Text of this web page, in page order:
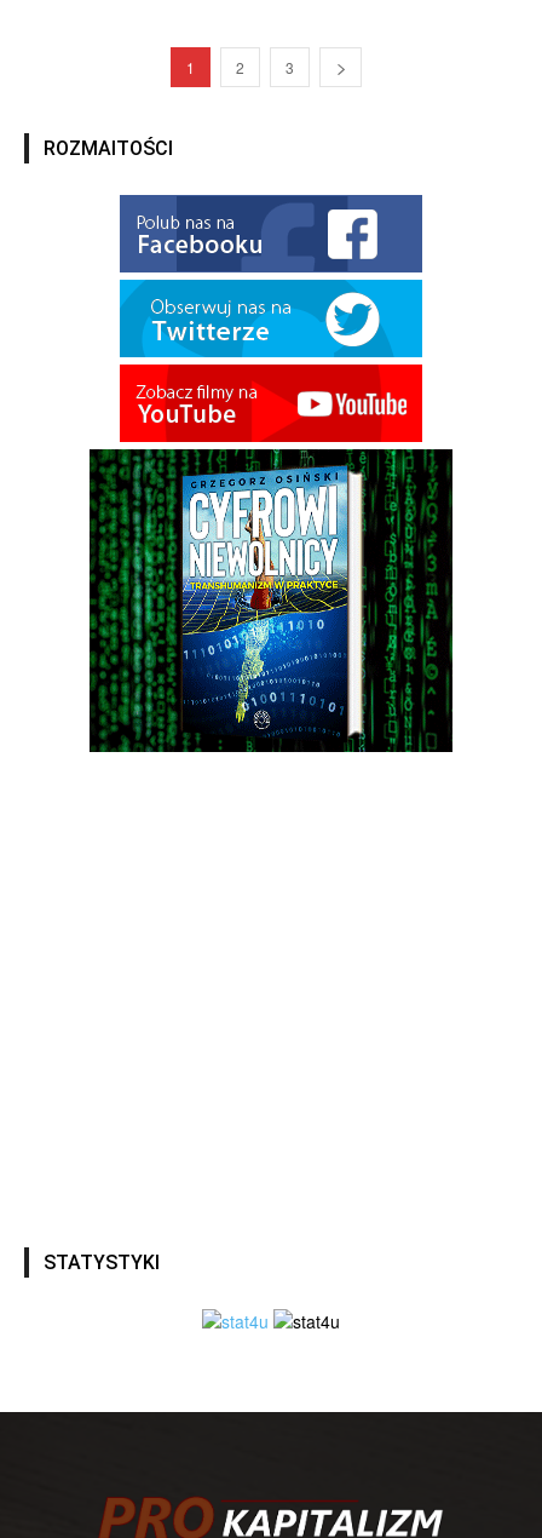
1 2 3
ROZMAITOŚCI
STATYSTYKI